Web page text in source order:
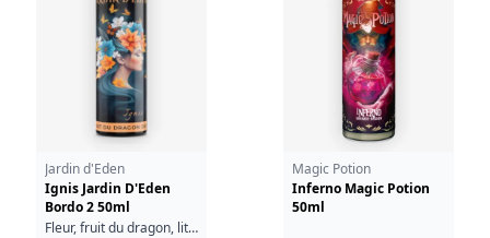
Jardin d'Eden
Ignis Jardin D'Eden
Bordo 2 50ml
Fleur, fruit du dragon, litchi
Magic Potion
Inferno Magic Potion
50ml